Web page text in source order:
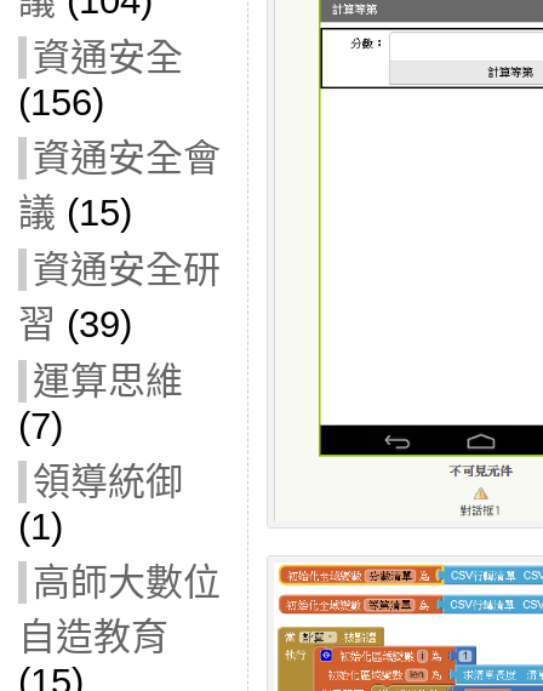
資通安全
(156)
資通安全會
議 (15)
資通安全研
習 (39)
運算思維
(7)
領導統御
(1)
高師大數位
自造教育
(15)